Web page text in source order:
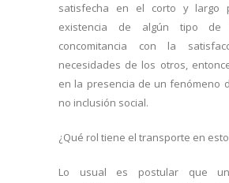
satisfecha en el corto y largo
existencia de algún tipo de
concomitancia con la
necesidades de los otros,
en la presencia de un fenómeno
no inclusión social.
¿Qué rol tiene el transporte en
Lo usual es postular que